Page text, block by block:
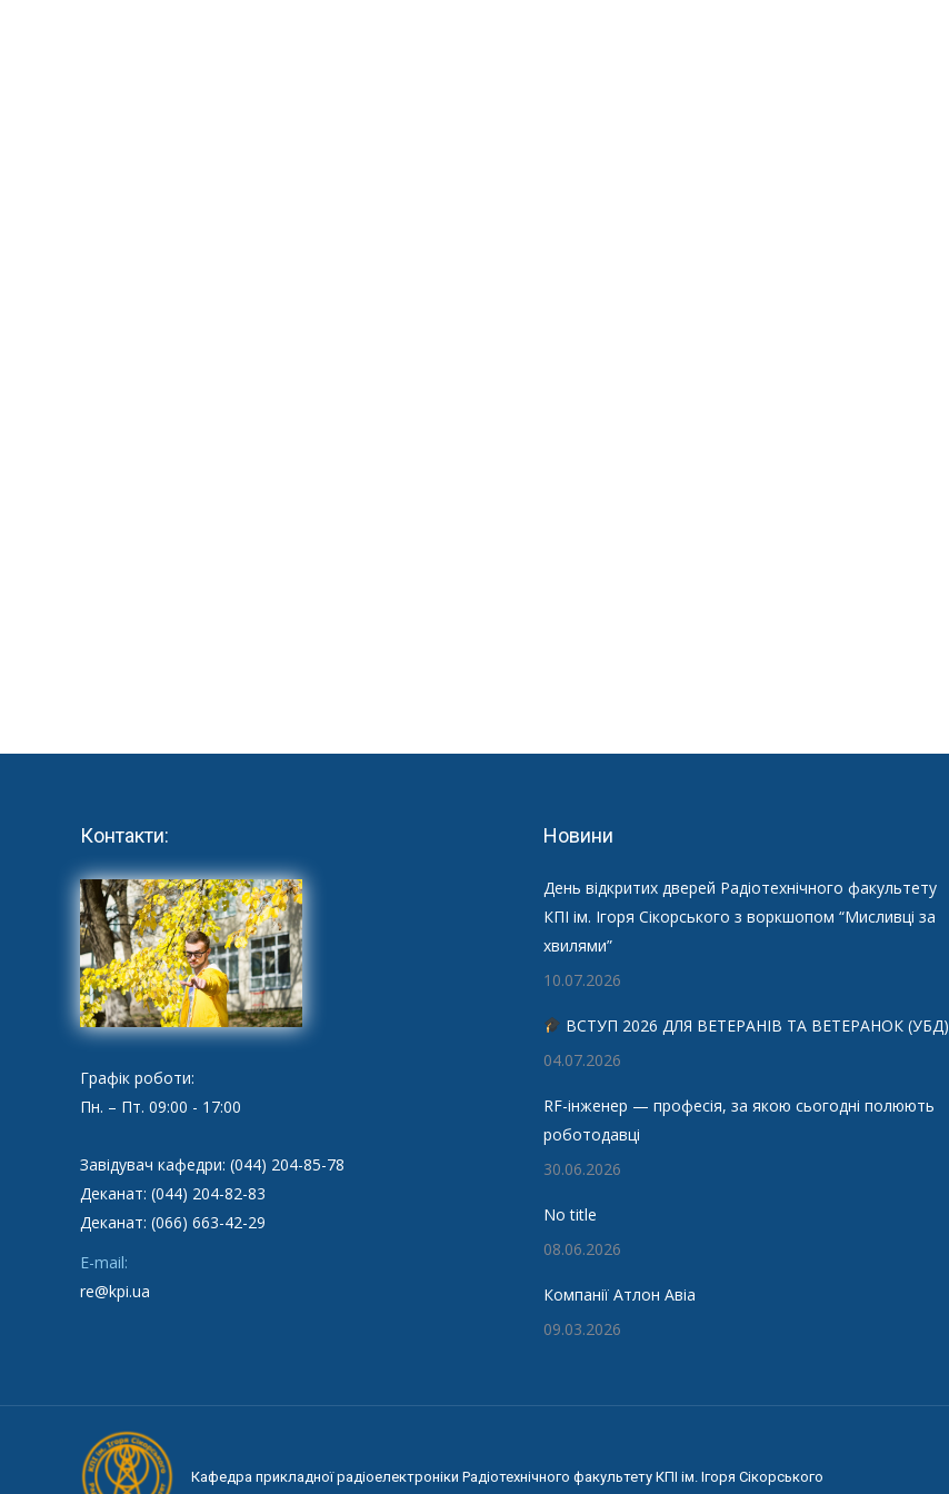
Контакти:
Графік роботи:
Пн. – Пт. 09:00 - 17:00
Завідувач кафедри: (044) 204-85-78
Деканат: (044) 204-82-83
Деканат: (066) 663-42-29
E-mail:
re@kpi.ua
Новини
День відкритих дверей Радіотехнічного факультету
КПІ ім. Ігоря Сікорського з воркшопом “Мисливці за
хвилями”
10.07.2026
ВСТУП 2026 ДЛЯ ВЕТЕРАНІВ ТА ВЕТЕРАНОК (УБД)
04.07.2026
RF-інженер — професія, за якою сьогодні полюють
роботодавці
30.06.2026
No title
08.06.2026
Компанії Атлон Авіа
09.03.2026
Кафедра прикладної радіоелектроніки Радіотехнічного факультету КПІ ім. Ігоря Сікорського